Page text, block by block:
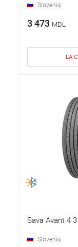
Slovenia
3 473 MDL
LA
Sava Avant 4
Slovenia